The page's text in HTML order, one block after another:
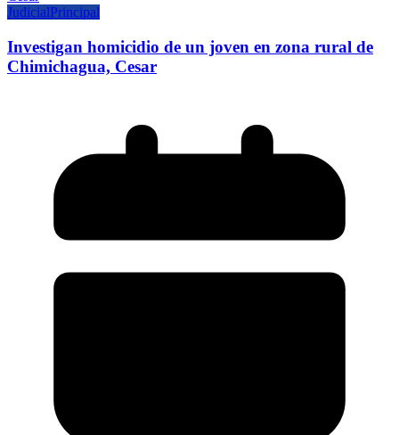
JudicialPrincipal
Investigan homicidio de un joven en zona rural de
Chimichagua, Cesar